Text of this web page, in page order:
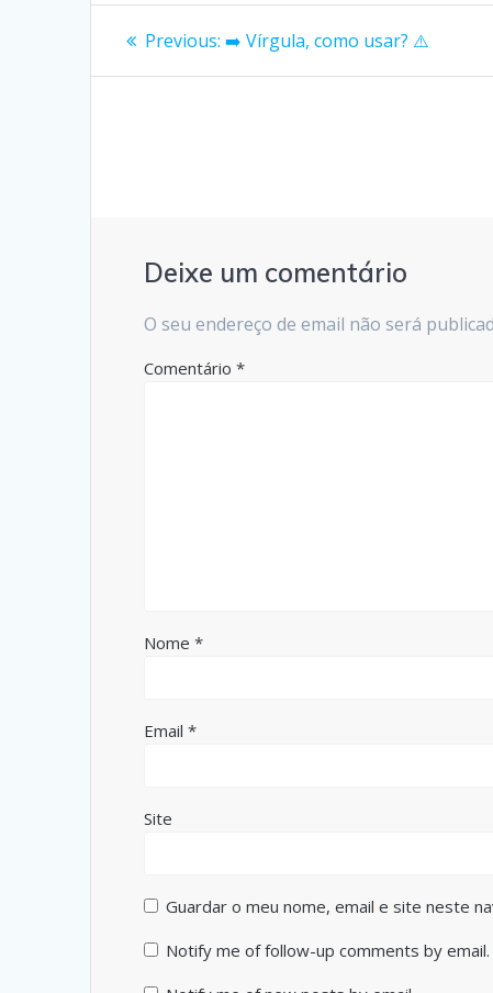
Navegação
de
Previous: Previous
➡️ Vírgula, como usar? ⚠️
Deixe um comentário
O seu endereço de email não será
Comentário*
Nome*
Email*
Site
Guardar o meu nome, email e site neste
Notify me of follow-up comments by email.